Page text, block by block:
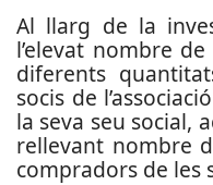
Al llarg de la
l’elevat nombre
diferents
socis de
la seva seu social,
rellevant nombre
compradors de les